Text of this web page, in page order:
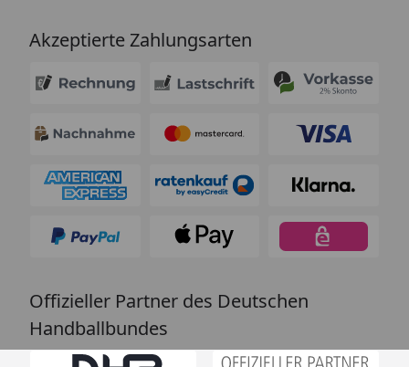
Akzeptierte Zahlungsarten
Offizieller Partner des Deutschen
Handballbundes